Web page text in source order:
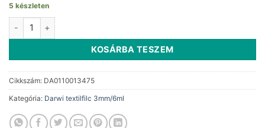
050 Ft.
5 készleten
Darwi TEX rózsaszín 3mm/6ml mennyiség
KOSÁRBA TESZEM
Cikkszám: DA0110013475
Kategória: Darwi textilfilc 3mm/6ml